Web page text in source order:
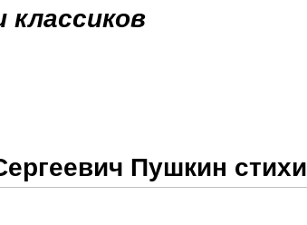
классиков
Пушкин стихи